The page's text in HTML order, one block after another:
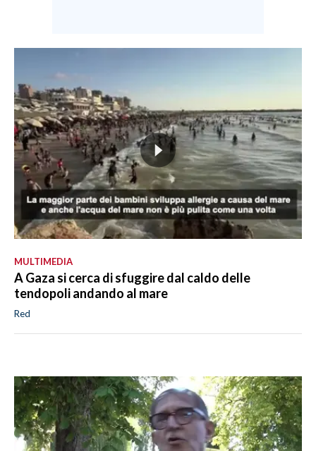
MULTIMEDIA
A Gaza si cerca di sfuggire dal caldo delle
tendopoli andando al mare
Red